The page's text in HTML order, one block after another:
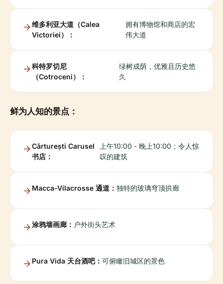
维多利亚大道（Calea
Victoriei）：
拥有博物馆和商店的宏
伟大道
科特罗切尼
（Cotroceni）：
绿树成荫，优雅且历史悠
久
鲜为人知的景点：
Cărturești Carusel
书店：
上午10:00 - 晚上10:00；令人惊
叹的建筑
Macca-Vilacrosse 通道： 独特的玻璃穹顶拱廊
涂鸦墙画廊： 户外街头艺术
Pura Vida 天台酒吧： 可俯瞰旧城区的景色